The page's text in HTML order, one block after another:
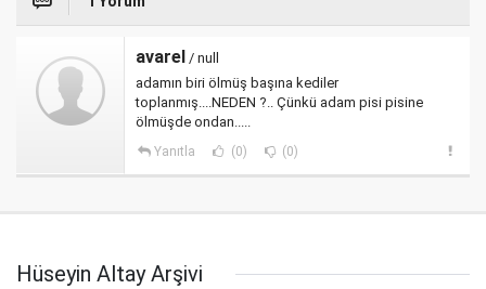
avarel / null
adamın biri ölmüş başına kediler
toplanmış....NEDEN ?.. Çünkü adam pisi pisine
ölmüşde ondan.....
Yanıtla (0) (0)
Hüseyin Altay Arşivi